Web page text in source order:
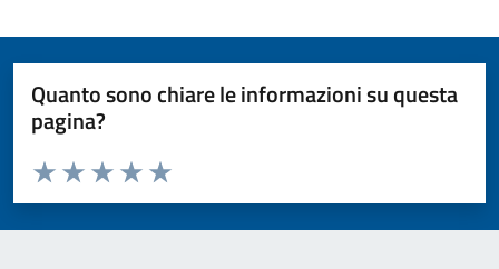
Quanto sono chiare le informazioni su questa
pagina?
Valuta da 1 a 5 stelle la pagina
Valuta 5 stelle su 5
Valuta 4 stelle su 5
Valuta 3 stelle su 5
Valuta 2 stelle su 5
Valuta 1 stelle su 5